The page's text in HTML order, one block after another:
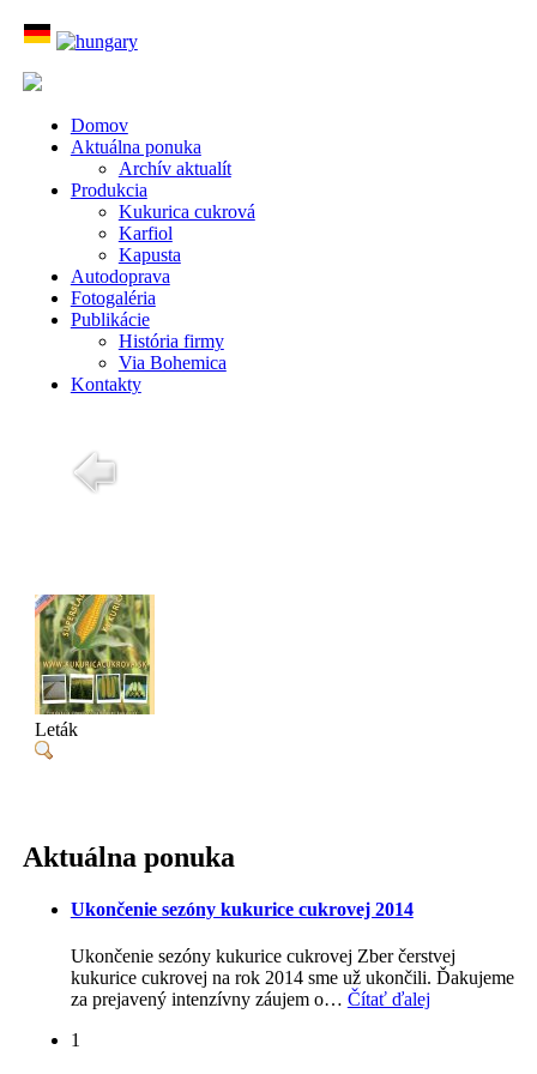
Domov
Aktuálna ponuka
Archív aktualít
Produkcia
Kukurica cukrová
Karfiol
Kapusta
Autodoprava
Fotogaléria
Publikácie
História firmy
Via Bohemica
Kontakty
Leták
Aktuálna ponuka
Ukončenie sezóny kukurice cukrovej 2014
Ukončenie sezóny kukurice cukrovej Zber čerstvej
kukurice cukrovej na rok 2014 sme už ukončili. Ďakujeme
za prejavený intenzívny záujem o… Čítať ďalej
1